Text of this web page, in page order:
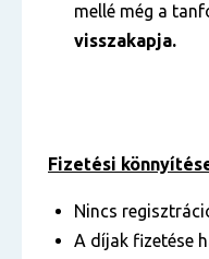
mellé még a
visszakapja.
Fizetési
Nincs
A díjak fizetése